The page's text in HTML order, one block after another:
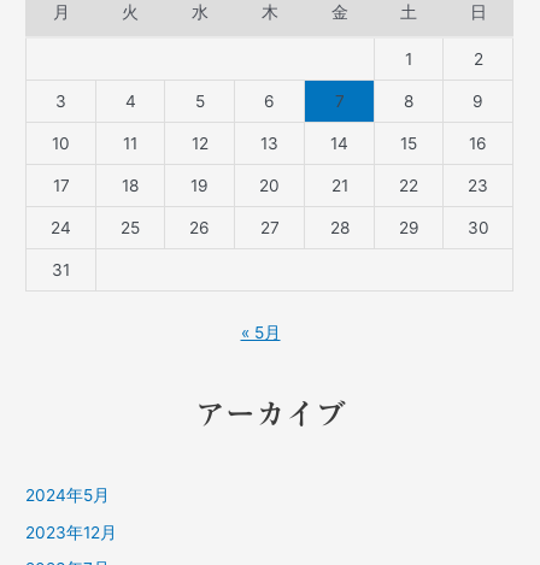
月 火 水 木 金 土 日
1 2
3 4 5 6 7 8 9
10 11 12 13 14 15 16
17 18 19 20 21 22 23
24 25 26 27 28 29 30
31
« 5月
アーカイブ
2024年5月
2023年12月